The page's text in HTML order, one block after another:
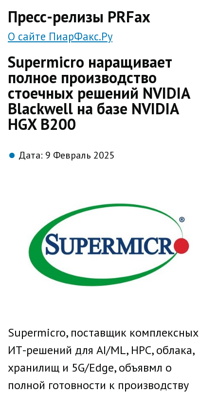
Пресс-релизы PRFax
О сайте ПиарФакс.Ру
Supermicro наращивает
полное производство
стоечных решений NVIDIA
Blackwell на базе NVIDIA
HGX B200
Дата: 9 Февраль 2025
Supermicro, поставщик комплексных
ИТ-решений для AI/ML, HPC, облака,
хранилищ и 5G/Edge, объявмл о
полной готовности к производству